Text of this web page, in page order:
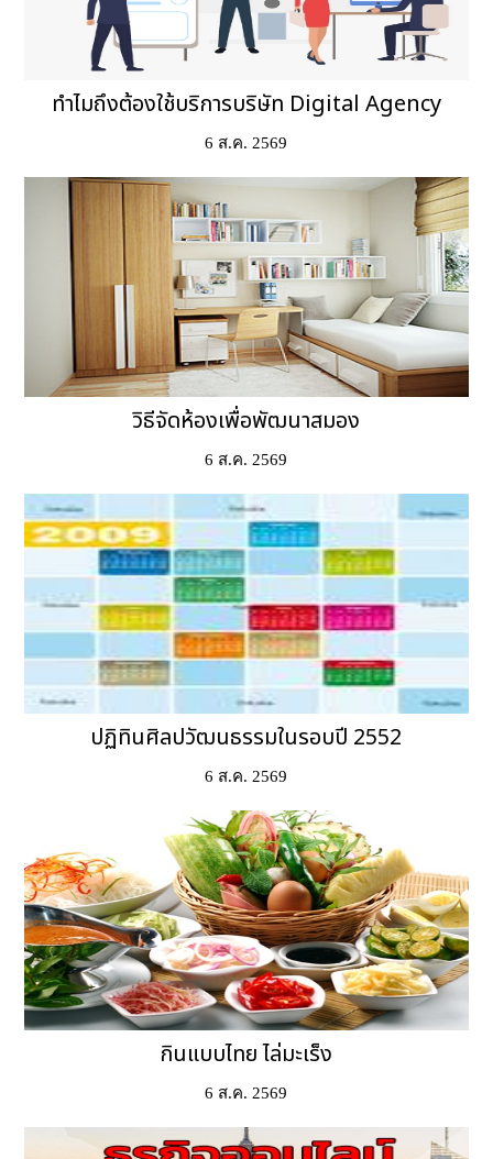
ทำไมถึงต้องใช้บริการบริษัท Digital Agency
6 ส.ค. 2569
วิธีจัดห้องเพื่อพัฒนาสมอง
6 ส.ค. 2569
ปฏิทินศิลปวัฒนธรรมในรอบปี 2552
6 ส.ค. 2569
กินแบบไทย ไล่มะเร็ง
6 ส.ค. 2569